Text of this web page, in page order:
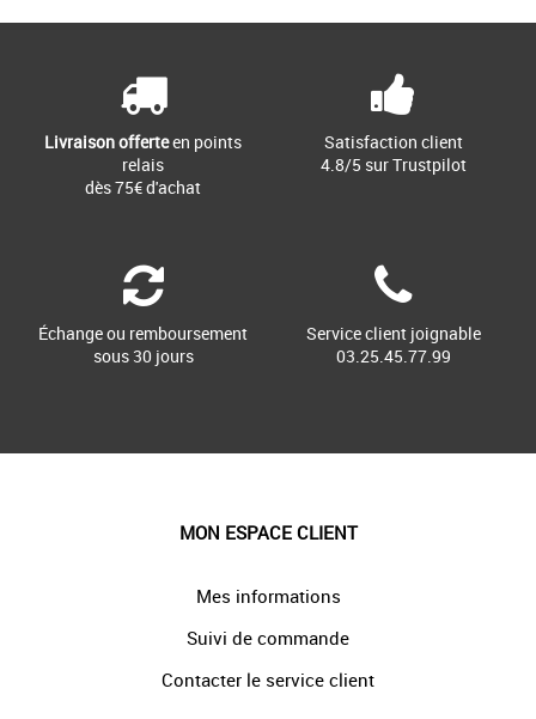
Livraison offerteen points
relais
dès 75€ d'achat
Satisfaction client
4.8/5 sur Trustpilot
Échange ou remboursement
sous 30 jours
Service client joignable
03.25.45.77.99
MON ESPACE CLIENT
Mes informations
Suivi de commande
Contacter le service client